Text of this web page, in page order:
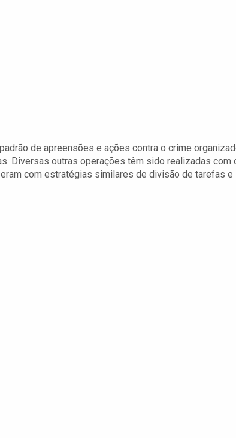
de apreensões e ações contra o crime
Diversas outras operações têm sido realizadas com
com estratégias similares de divisão de tarefas e